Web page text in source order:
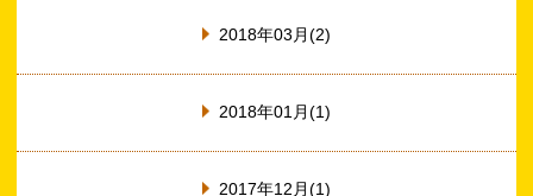
2018年03月(2)
2018年01月(1)
2017年12月(1)